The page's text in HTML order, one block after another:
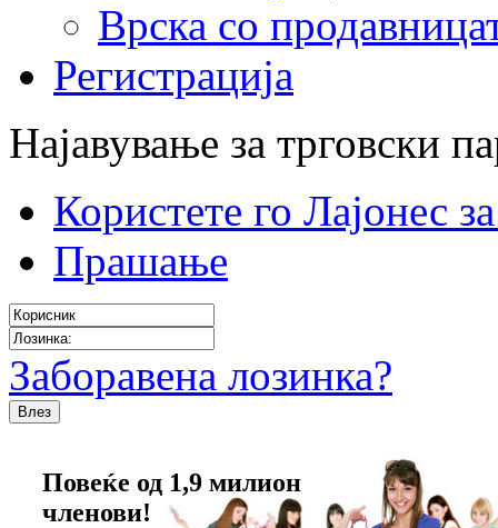
Врска со
Регистрација
Најавување за трговски
Користете го Лајонес
Прашање
Заборавена лозинка?
Повеќе од 1,9 милион
членови!